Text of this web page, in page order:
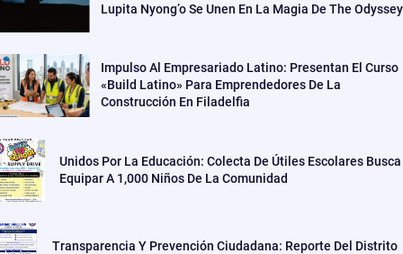
Lupita Nyong’o Se Unen En La Magia De The Odyssey
Impulso Al Empresariado Latino: Presentan El Curso
«Build Latino» Para Emprendedores De La
Construcción En Filadelfia
Unidos Por La Educación: Colecta De Útiles Escolares Busca
Equipar A 1,000 Niños De La Comunidad
Transparencia Y Prevención Ciudadana: Reporte Del Distrito